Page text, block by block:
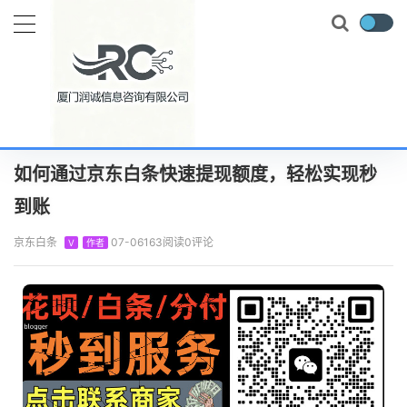
当前位置： 首页 知识百科
如何通过京东白条快速提现额度，轻松实现秒
到账
京东白条 V 作者 07-06163阅读0评论